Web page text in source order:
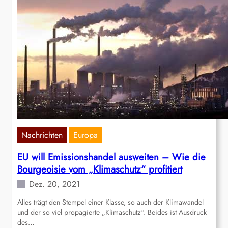
Nachrichten Europa
EU will Emissionshandel ausweiten – Wie die
Bourgeoisie vom „Klimaschutz“ profitiert
Dez. 20, 2021
Alles trägt den Stempel einer Klasse, so auch der Klimawandel
und der so viel propagierte „Klimaschutz“. Beides ist Ausdruck
des…